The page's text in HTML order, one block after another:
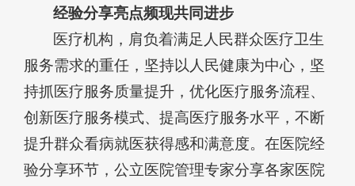
经验分享亮点频现共同进步
医疗机构，肩负着满足人民群众医疗卫生
服务需求的重任，坚持以人民健康为中心，坚
持抓医疗服务质量提升，优化医疗服务流程、
创新医疗服务模式、提高医疗服务水平，不断
提升群众看病就医获得感和满意度。在医院经
验分享环节，公立医院管理专家分享各家医院